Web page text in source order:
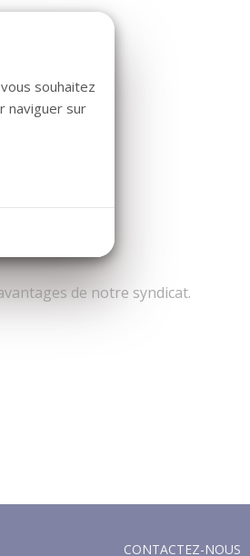
de notre syndicat.
CONTACTEZ-NOUS
souhaitez
naviguer sur